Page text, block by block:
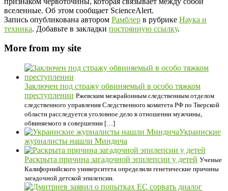
вселенные. Об этом сообщает ScienceAlert.
Запись опубликована автором Рамблер в рубрике Наука и
техника. Добавьте в закладки постоянную ссылку.
More from my site
Заключен под стражу обвиняемый в особо тяжком
преступлении Ржевским межрайонным следственным отделом
следственного управления Следственного комитета РФ по Тверской
области расследуется уголовное дело в отношении мужчины,
обвиняемого в совершении […]
Украинские
журналисты нашли Миндича
Раскрыта причина загадочной эпилепсии у детей Ученые
Калифорнийского университета определили генетические причины
загадочной детской эпилепсии.